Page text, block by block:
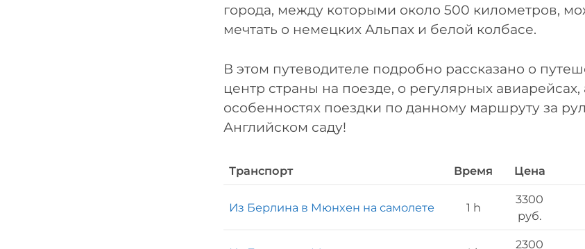
города, между которыми около 500 километров,
мечтать о немецких Альпах и белой колбасе.
В этом путеводителе подробно рассказано о
центр страны на поезде, о регулярных авиарейсах,
особенностях поездки по данному маршруту за
Английском саду!
Транспорт Время Цена
Из Берлина в Мюнхен на самолете 1 h
3300
руб.
2300